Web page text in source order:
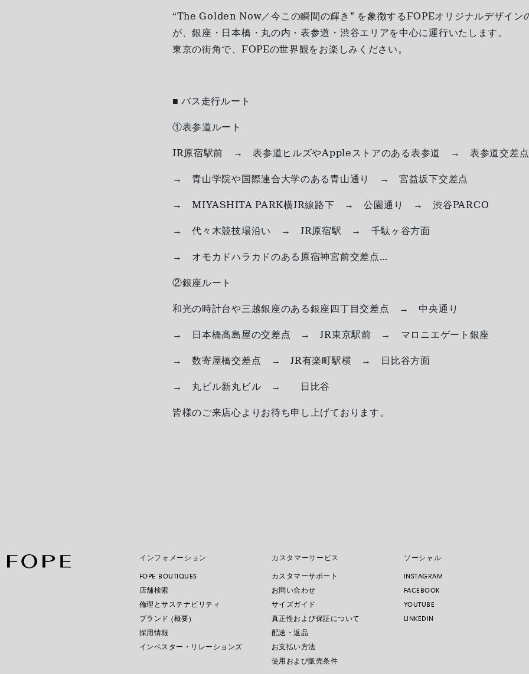
“The Golden Now／今この瞬間の輝き” を象徴するFOPEオリジナルデザイン
が、銀座・日本橋・丸の内・表参道・渋谷エリアを中心に運行いたします。
東京の街角で、FOPEの世界観をお楽しみください。
■ バス走行ルート
①表参道ルート
JR原宿駅前 → 表参道ヒルズやAppleストアのある表参道 → 表参道交差点
→ 青山学院や国際連合大学のある青山通り → 宮益坂下交差点
→ MIYASHITA PARK横JR線路下 → 公園通り → 渋谷PARCO
→ 代々木競技場沿い → JR原宿駅 → 千駄ヶ谷方面
→ オモカドハラカドのある原宿神宮前交差点…
②銀座ルート
和光の時計台や三越銀座のある銀座四丁目交差点 → 中央通り
→ 日本橋髙島屋の交差点 → JR東京駅前 → マロニエゲート銀座
→ 数寄屋橋交差点 → JR有楽町駅横 → 日比谷方面
→ 丸ビル新丸ビル → 日比谷
皆様のご来店心よりお待ち申し上げております。
インフォメーション
FOPE BOUTIQUES
店舗検索
倫理とサステナビリティ
ブランド (概要)
採用情報
インベスター・リレーションズ
カスタマーサービス
カスタマーサポート
お問い合わせ
サイズガイド
真正性および保証について
配送・返品
お支払い方法
使用および販売条件
ソーシャル
INSTAGRAM
FACEBOOK
YOUTUBE
LINKEDIN